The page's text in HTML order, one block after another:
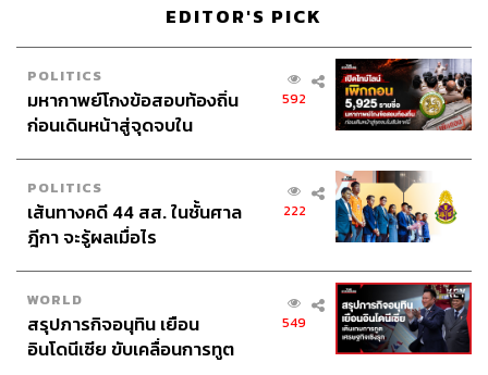
Episode Producerอธิษฐาน กาญจนะพงศ์
Sound Editor & Designerเดชาณัฏฐ์ ธีรดุริยสฤษฏ์
Sound Engineer
กฤตพล จียะเกียรติ
Sound Recording Engineer
ขจีพรรณ วิจิตรรัตน์
Coordinator & Admin อภิสิทธิ์​ หรรษาภิรมย์โชค
Graphic Designerธนิดา โตวิวัฒน์
Illustratorเพ็ญนภา บุปผาเจริญสุข
Channel Manager เชษฐพงศ์ ชูประดิษฐ์
Channel Adminนิพพิชฌน์ ชุลีนวน, พฤกษา แซ่เต็ง
Webmaster
รพีพรรณ เกตุสมพงษ์
Social Media Adminsวนัชพร ดวงนิล, สุทธกิตติ์​ สุทธา
วรรณกุล, ธิติกร ลิ้มทองมณี, วิมลณัฐ พรศิริอนันต์
EDITOR'S PICK
POLITICS
มหากาพย์โกงข้อสอบท้องถิ่น
ก่อนเดินหน้าสู่จุดจบใน
592
POLITICS
เส้นทางคดี 44 สส. ในชั้นศาล
ฎีกา จะรู้ผลเมื่อไร
222
WORLD
สรุปภารกิจอนุทิน เยือน
อินโดนีเซีย ขับเคลื่อนการทูต
549